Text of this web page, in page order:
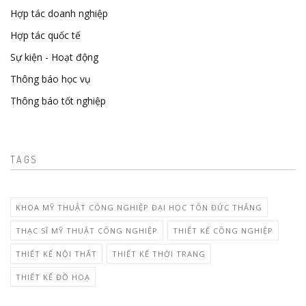
Hợp tác doanh nghiệp
Hợp tác quốc tế
Sự kiện - Hoạt động
Thông báo học vụ
Thông báo tốt nghiệp
TAGS
KHOA MỸ THUẬT CÔNG NGHIỆP ĐẠI HỌC TÔN ĐỨC THẮNG
THẠC SĨ MỸ THUẬT CÔNG NGHIỆP THIẾT KẾ CÔNG NGHIỆP
THIẾT KẾ NỘI THẤT THIẾT KẾ THỜI TRANG
THIẾT KẾ ĐỒ HOẠ